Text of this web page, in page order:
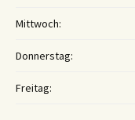
Mittwoch:
Donnerstag:
Freitag: